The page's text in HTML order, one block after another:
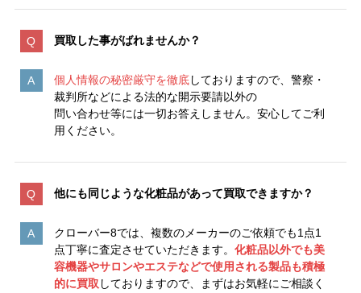
買取した事がばれませんか？
個人情報の秘密厳守を徹底しておりますので、警察・
裁判所などによる法的な開示要請以外の
問い合わせ等には一切お答えしません。安心してご利
用ください。
他にも同じような化粧品があって買取できますか？
クローバー8では、複数のメーカーのご依頼でも1点1
点丁寧に査定させていただきます。 化粧品以外でも美
容機器やサロンやエステなどで使用される製品も積極
的に買取 しておりますので、まずはお気軽にご相談く